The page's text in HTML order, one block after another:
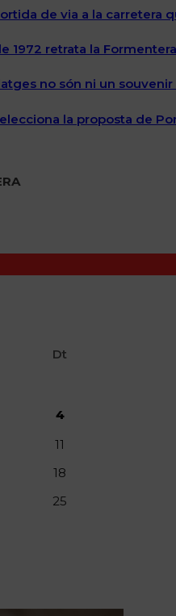
de via a la carretera
1972 retrata la
no són ni un
la proposta de
Dt
4
11
18
25